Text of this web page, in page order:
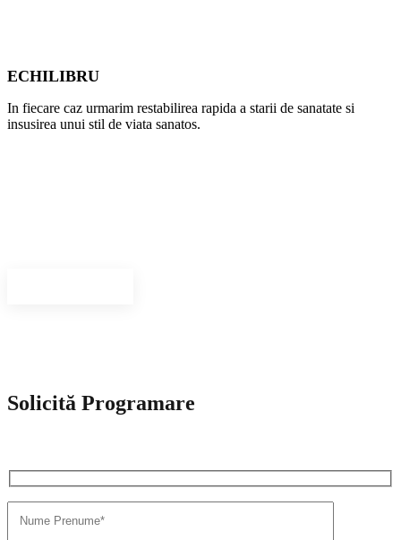
ECHILIBRU
In fiecare caz urmarim restabilirea rapida a starii de sanatate si
insusirea unui stil de viata sanatos.
Solicită Programare